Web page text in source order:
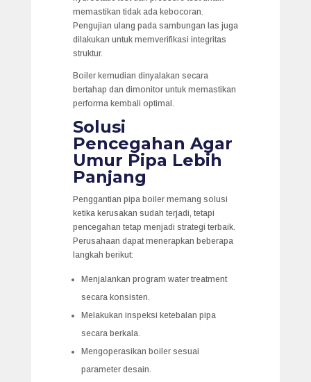
memastikan tidak ada kebocoran.
Pengujian ulang pada sambungan las juga
dilakukan untuk memverifikasi integritas
struktur.
Boiler kemudian dinyalakan secara
bertahap dan dimonitor untuk memastikan
performa kembali optimal.
Solusi
Pencegahan Agar
Umur Pipa Lebih
Panjang
Penggantian pipa boiler memang solusi
ketika kerusakan sudah terjadi, tetapi
pencegahan tetap menjadi strategi terbaik.
Perusahaan dapat menerapkan beberapa
langkah berikut:
Menjalankan program water treatment
secara konsisten.
Melakukan inspeksi ketebalan pipa
secara berkala.
Mengoperasikan boiler sesuai
parameter desain.